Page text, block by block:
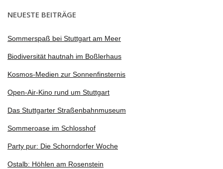
NEUESTE BEITRÄGE
Sommerspaß bei Stuttgart am Meer
Biodiversität hautnah im Boßlerhaus
Kosmos-Medien zur Sonnenfinsternis
Open-Air-Kino rund um Stuttgart
Das Stuttgarter Straßenbahnmuseum
Sommeroase im Schlosshof
Party pur: Die Schorndorfer Woche
Ostalb: Höhlen am Rosenstein